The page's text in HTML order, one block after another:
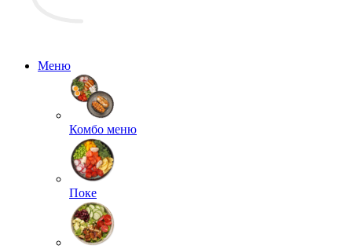
Меню
Комбо меню
Поке